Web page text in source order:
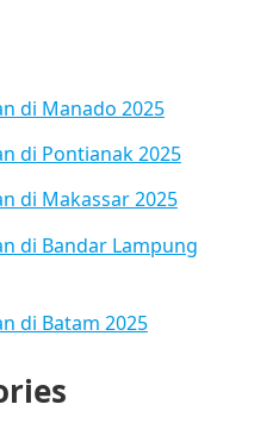
di Manado 2025
di Pontianak 2025
di Makassar 2025
di Bandar Lampung
di Batam 2025